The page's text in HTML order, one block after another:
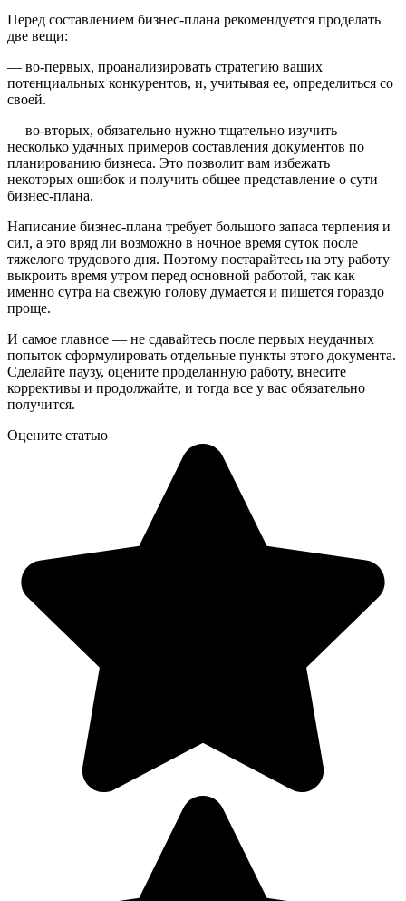
Перед составлением бизнес-плана рекомендуется проделать
две вещи:
— во-первых, проанализировать стратегию ваших
потенциальных конкурентов, и, учитывая ее, определиться со
своей.
— во-вторых, обязательно нужно тщательно изучить
несколько удачных примеров составления документов по
планированию бизнеса. Это позволит вам избежать
некоторых ошибок и получить общее представление о сути
бизнес-плана.
Написание бизнес-плана требует большого запаса терпения и
сил, а это вряд ли возможно в ночное время суток после
тяжелого трудового дня. Поэтому постарайтесь на эту работу
выкроить время утром перед основной работой, так как
именно сутра на свежую голову думается и пишется гораздо
проще.
И самое главное — не сдавайтесь после первых неудачных
попыток сформулировать отдельные пункты этого документа.
Сделайте паузу, оцените проделанную работу, внесите
коррективы и продолжайте, и тогда все у вас обязательно
получится.
Оцените статью